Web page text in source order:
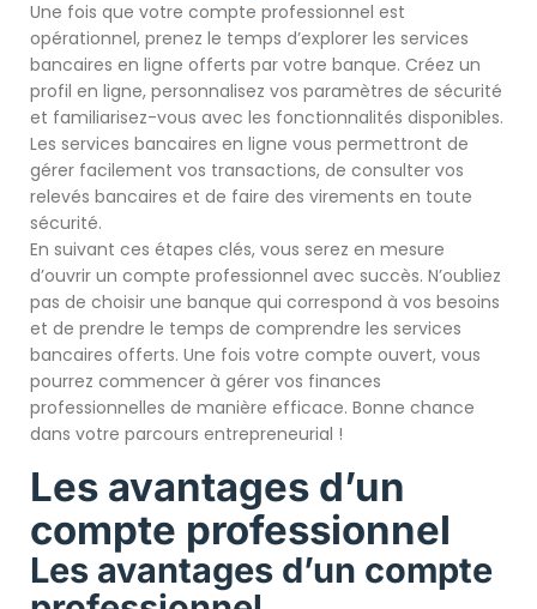
Une fois que votre compte professionnel est
opérationnel, prenez le temps d’explorer les services
bancaires en ligne offerts par votre banque. Créez un
profil en ligne, personnalisez vos paramètres de sécurité
et familiarisez-vous avec les fonctionnalités disponibles.
Les services bancaires en ligne vous permettront de
gérer facilement vos transactions, de consulter vos
relevés bancaires et de faire des virements en toute
sécurité.
En suivant ces étapes clés, vous serez en mesure
d’ouvrir un compte professionnel avec succès. N’oubliez
pas de choisir une banque qui correspond à vos besoins
et de prendre le temps de comprendre les services
bancaires offerts. Une fois votre compte ouvert, vous
pourrez commencer à gérer vos finances
professionnelles de manière efficace. Bonne chance
dans votre parcours entrepreneurial !
Les avantages d’un
compte professionnel
Les avantages d’un compte